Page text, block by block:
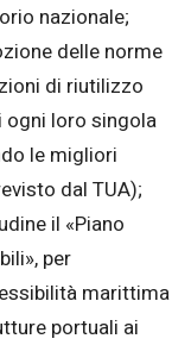
nazionale;
delle norme
di riutilizzo
ogni loro singola
le migliori
dal TUA);
il «Piano
per
marittima
portuali ai